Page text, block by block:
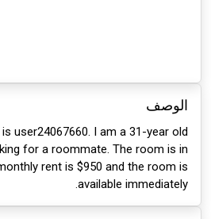
الوصف
user24067660. I am a 31-year old
for a roommate. The room is in
rent is $950 and the room is
available immediately.